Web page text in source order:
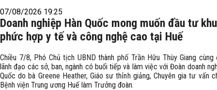
07/08/2026 19:25
Doanh nghiệp Hàn Quốc mong muốn đầu tư khu
phức hợp y tế và công nghệ cao tại Huế
Chiều 7/8, Phó Chủ tịch UBND thành phố Trần Hữu Thùy Giang cùng
lãnh đạo các sở, ban, ngành có buổi tiếp và làm việc với Đoàn doanh
Quốc do bà Greene Heather, Giáo sư thỉnh giảng, Chuyên gia tư vấn
Bệnh viện Trung ương Huế làm Trưởng đoàn.